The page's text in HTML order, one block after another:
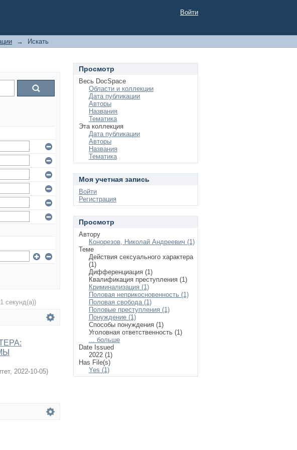
Войти
→ Искать
секунд(а))
, 2022-10-05)
Просмотр
Весь DocSpace
Области и коллекции
Дата публикации
Авторы
Названия
Тематика
Эта коллекция
Дата публикации
Авторы
Названия
Тематика
Моя учетная запись
Войти
Регистрация
Просмотр
Автору
Конорезов, Николай Андреевич (1)
Теме
Действия сексуального характера
(1)
Дифференциация (1)
Квалификация преступления (1)
Криминализация (1)
Половая неприкосновенность (1)
Половая свобода (1)
Половые преступления (1)
Понуждение (1)
Способы понуждения (1)
Уголовная ответственность (1)
... больше
Date Issued
2022 (1)
Has File(s)
Yes (1)